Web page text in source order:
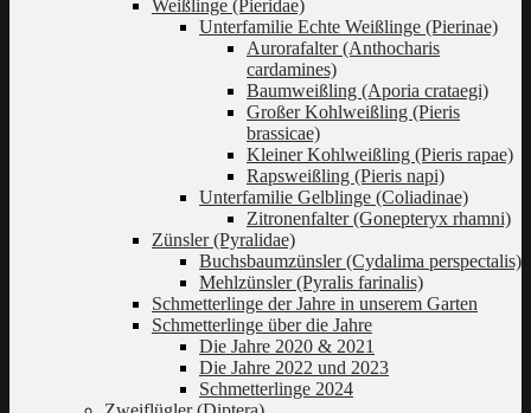
Weißlinge (Pieridae)
Unterfamilie Echte Weißlinge (Pierinae)
Aurorafalter (Anthocharis
cardamines)
Baumweißling (Aporia crataegi)
Großer Kohlweißling (Pieris
brassicae)
Kleiner Kohlweißling (Pieris rapae)
Rapsweißling (Pieris napi)
Unterfamilie Gelblinge (Coliadinae)
Zitronenfalter (Gonepteryx rhamni)
Zünsler (Pyralidae)
Buchsbaumzünsler (Cydalima perspectalis)
Mehlzünsler (Pyralis farinalis)
Schmetterlinge der Jahre in unserem Garten
Schmetterlinge über die Jahre
Die Jahre 2020 & 2021
Die Jahre 2022 und 2023
Schmetterlinge 2024